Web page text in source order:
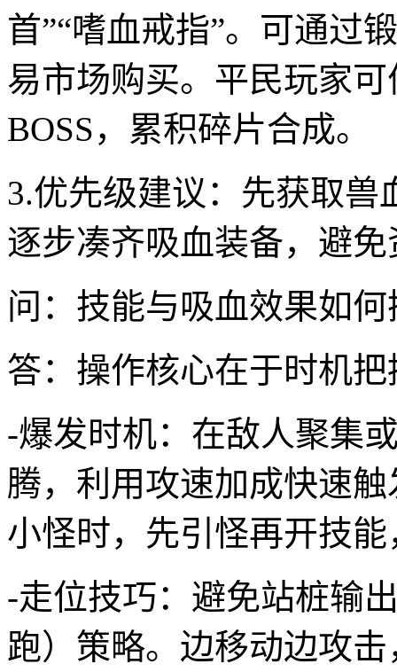
首”“嗜血戒指”。可通过
易市场购买。平民玩家
BOSS，累积碎片合成。
3.优先级建议：先获取
逐步凑齐吸血装备，避
问：技能与吸血效果如
答：操作核心在于时机
-爆发时机：在敌人聚集
腾，利用攻速加成快速
小怪时，先引怪再开技
-走位技巧：避免站桩输
跑）策略。边移动边攻